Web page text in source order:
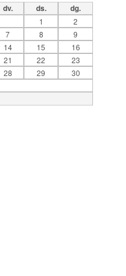
dv. ds. dg.
1
2
7 8
9
14 15
16
21 22
23
28 29
30